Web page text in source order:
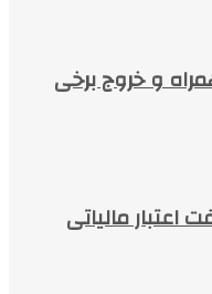
و خروج برخی
اعتبار مالیاتی